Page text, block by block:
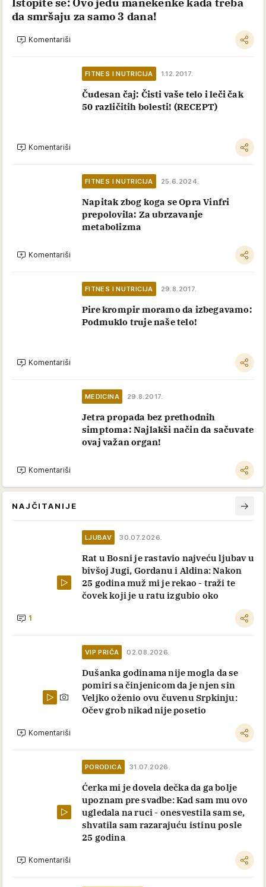
da smršaju za samo 3 dana!
Komentariši
FITNES I NUTRICIJA 1.12.2017.
Čudesan čaj: Čisti vaše telo i leči čak
50 različitih bolesti! (RECEPT)
Komentariši
FITNES I NUTRICIJA 25.6.2024.
Napitak zbog koga se Opra Vinfri
prepolovila: Za ubrzavanje
metabolizma
Komentariši
FITNES I NUTRICIJA 29.8.2017.
Pire krompir moramo da izbegavamo:
Podmuklo truje naše telo!
Komentariši
MEDICINA 29.8.2017.
Jetra propada bez prethodnih
simptoma: Najlakši način da sačuvate
ovaj važan organ!
Komentariši
NAJČITANIJE
LJUBAV 30.07.2026.
Rat u Bosni je rastavio najveću ljubav u
bivšoj Jugi, Gordanu i Aldina: Nakon
25 godina muž mi je rekao - traži te
čovek koji je u ratu izgubio oko
1
VIP PRIČA 02.08.2026.
Dušanka godinama nije mogla da se
pomiri sa činjenicom da je njen sin
Veljko oženio ovu čuvenu Srpkinju:
Očev grob nikad nije posetio
Komentariši
PORODICA 31.07.2026.
Ćerka mi je dovela dečka da ga bolje
upoznam pre svadbe: Kad sam mu ovo
ugledala na ruci - onesvestila sam se,
shvatila sam razarajuću istinu posle
25 godina
Komentariši